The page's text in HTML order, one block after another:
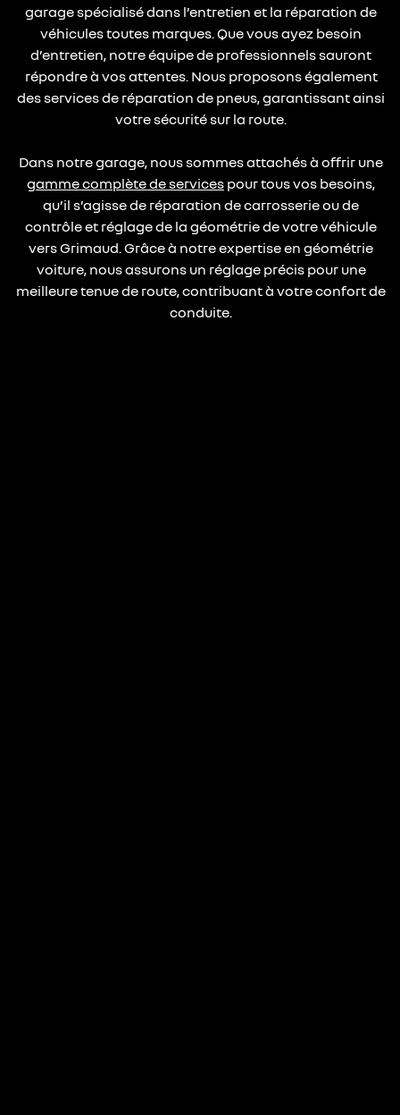
garage spécialisé dans l’entretien et la réparation de
véhicules toutes marques. Que vous ayez besoin
d’entretien, notre équipe de professionnels sauront
répondre à vos attentes. Nous proposons également
des services de réparation de pneus, garantissant ainsi
votre sécurité sur la route.
Dans notre garage, nous sommes attachés à offrir une
gamme complète de services pour tous vos besoins,
qu’il s’agisse de réparation de carrosserie ou de
contrôle et réglage de la géométrie de votre véhicule
vers Grimaud. Grâce à notre expertise en géométrie
voiture, nous assurons un réglage précis pour une
meilleure tenue de route, contribuant à votre confort de
conduite.